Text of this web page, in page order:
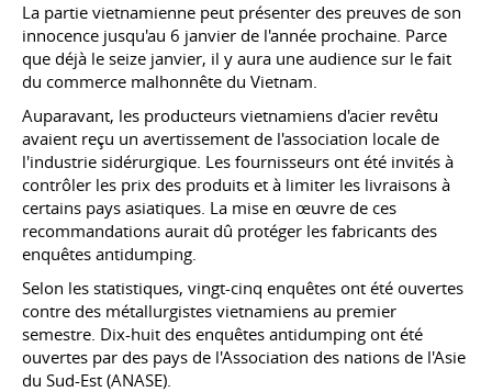
La partie vietnamienne peut présenter des preuves de son
innocence jusqu'au 6 janvier de l'année prochaine. Parce
que déjà le seize janvier, il y aura une audience sur le fait
du commerce malhonnête du Vietnam.
Auparavant, les producteurs vietnamiens d'acier revêtu
avaient reçu un avertissement de l'association locale de
l'industrie sidérurgique. Les fournisseurs ont été invités à
contrôler les prix des produits et à limiter les livraisons à
certains pays asiatiques. La mise en œuvre de ces
recommandations aurait dû protéger les fabricants des
enquêtes antidumping.
Selon les statistiques, vingt-cinq enquêtes ont été ouvertes
contre des métallurgistes vietnamiens au premier
semestre. Dix-huit des enquêtes antidumping ont été
ouvertes par des pays de l'Association des nations de l'Asie
du Sud-Est (ANASE).